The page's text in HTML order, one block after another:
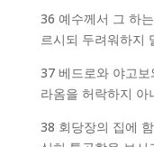
36 예수께서 그 하
르시되 두려워하지
37 베드로와 야고
라옴을 허락하지 아
38 회당장의 집에